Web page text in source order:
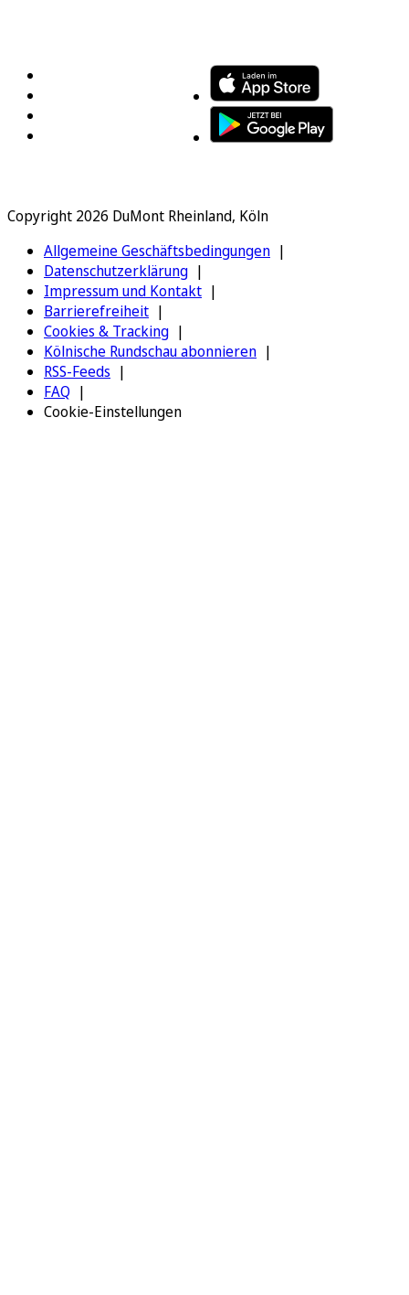
Copyright 2026 DuMont Rheinland, Köln
Allgemeine Geschäftsbedingungen
Datenschutzerklärung
Impressum und Kontakt
Barrierefreiheit
Cookies & Tracking
Kölnische Rundschau abonnieren
RSS-Feeds
FAQ
Cookie-Einstellungen